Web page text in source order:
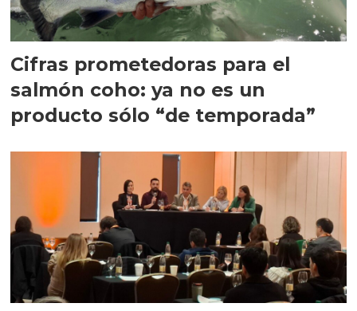
Cifras prometedoras para el
salmón coho: ya no es un
producto sólo “de temporada”